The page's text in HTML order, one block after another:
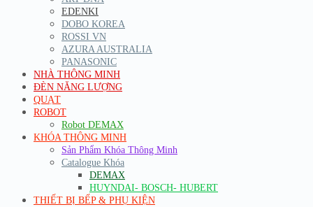
EDENKI
DOBO KOREA
ROSSI VN
AZURA AUSTRALIA
PANASONIC
NHÀ THÔNG MINH
ĐÈN NĂNG LƯỢNG
QUẠT
ROBOT
Robot DEMAX
KHÓA THÔNG MINH
Sản Phẩm Khóa Thông Minh
Catalogue Khóa
DEMAX
HUYNDAI- BOSCH- HUBERT
THIẾT BỊ BẾP & PHỤ KIỆN